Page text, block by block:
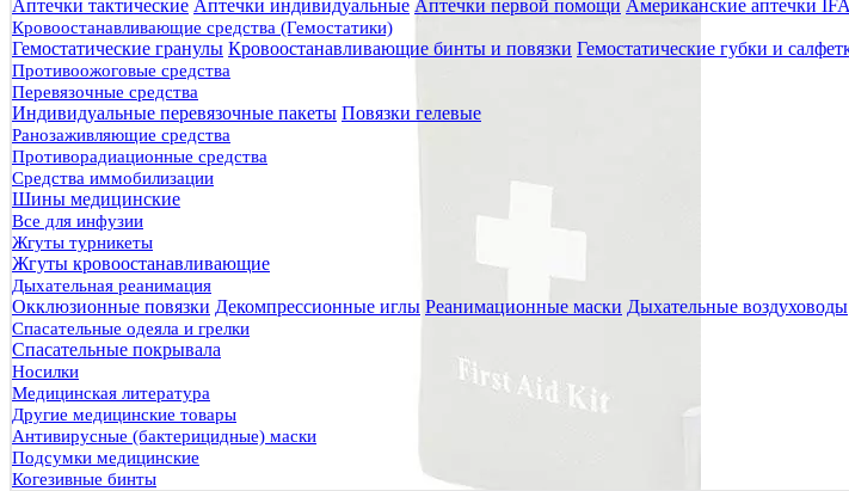
Аптечки тактические Аптечки индивидуальные Аптечки первой помощи Американские аптечки
Кровоостанавливающие средства (Гемостатики)
Гемостатические гранулы Кровоостанавливающие бинты и повязки Гемостатические губки и
Противоожоговые средства
Перевязочные средства
Индивидуальные перевязочные пакеты Повязки гелевые
Ранозаживляющие средства
Противорадиационные средства
Средства иммобилизации
Шины медицинские
Все для инфузии
Жгуты турникеты
Жгуты кровоостанавливающие
Дыхательная реанимация
Окклюзионные повязки Декомпрессионные иглы Реанимационные маски Дыхательные воздуховоды
Спасательные одеяла и грелки
Спасательные покрывала
Носилки
Медицинская литература
Другие медицинские товары
Антивирусные (бактерицидные) маски
Подсумки медицинские
Когезивные бинты